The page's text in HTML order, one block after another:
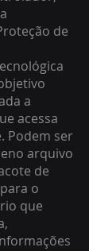
de
a
acessa
Podem ser
arquivo
de
o
que